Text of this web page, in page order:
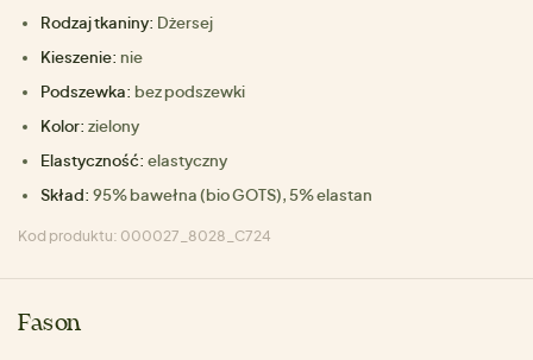
Rodzaj tkaniny: Dżersej
Kieszenie: nie
Podszewka: bez podszewki
Kolor: zielony
Elastyczność: elastyczny
Skład: 95% bawełna (bio GOTS), 5% elastan
Kod produktu: 000027_8028_C724
Fason